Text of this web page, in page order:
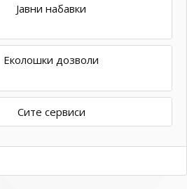
Јавни набавки
Еколошки дозволи
Сите сервиси